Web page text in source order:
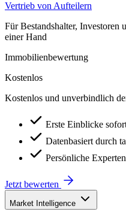
Vertrieb von Aufteilern
Für Bestandshalter, Investoren
einer Hand
Immobilienbewertung
Kostenlos
Kostenlos und unverbindlich
Erste Einblicke
Datenbasiert durch
Persönliche
Jetzt bewerten
Market Intelligence